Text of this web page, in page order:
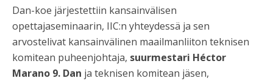
Dan-koe järjestettiin kansainvälisen
opettajaseminaarin, IIC:n yhteydessä ja sen
arvostelivat kansainvälinen maailmanliiton teknisen
komitean puheenjohtaja, suurmestari Héctor
Marano 9. Dan ja teknisen komitean jäsen,